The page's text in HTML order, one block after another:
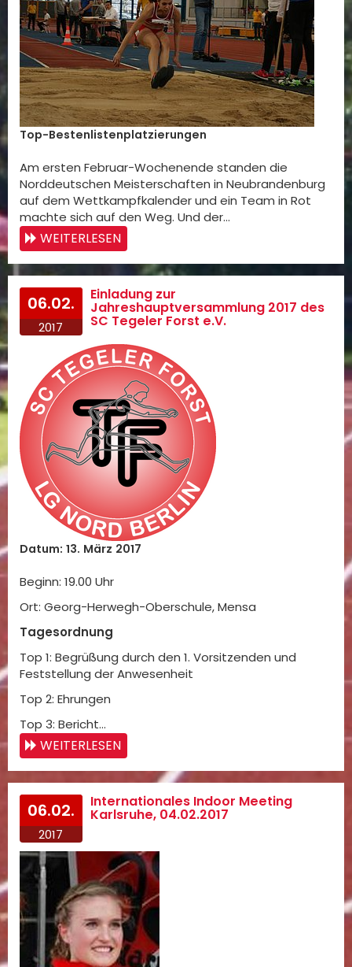
Top-Bestenlistenplatzierungen
Am ersten Februar-Wochenende standen die
Norddeutschen Meisterschaften in Neubrandenburg
auf dem Wettkampfkalender und ein Team in Rot
machte sich auf den Weg. Und der…
WEITERLESEN
06.02.
2017
Einladung zur
Jahreshauptversammlung 2017 des
SC Tegeler Forst e.V.
Datum: 13. März 2017
Beginn: 19.00 Uhr
Ort: Georg-Herwegh-Oberschule, Mensa
Tagesordnung
Top 1: Begrüßung durch den 1. Vorsitzenden und
Feststellung der Anwesenheit
Top 2: Ehrungen
Top 3: Bericht…
WEITERLESEN
06.02.
2017
Internationales Indoor Meeting
Karlsruhe, 04.02.2017